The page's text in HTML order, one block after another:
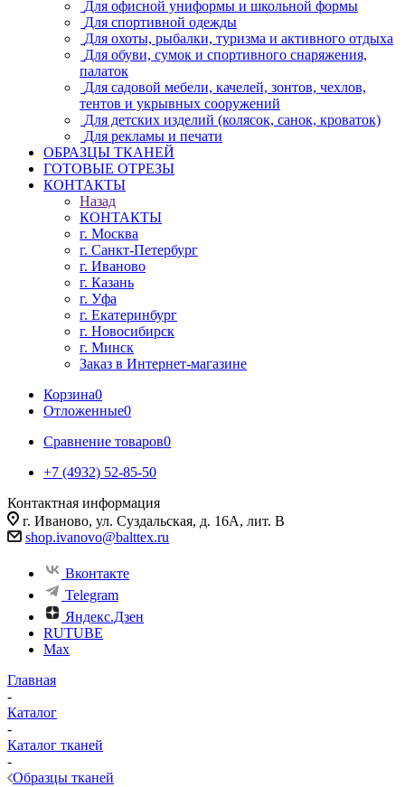
Для офисной униформы и школьной формы
Для спортивной одежды
Для охоты, рыбалки, туризма и активного отдыха
Для обуви, сумок и спортивного снаряжения,
палаток
Для садовой мебели, качелей, зонтов, чехлов,
тентов и укрывных сооружений
Для детских изделий (колясок, санок, кроваток)
Для рекламы и печати
ОБРАЗЦЫ ТКАНЕЙ
ГОТОВЫЕ ОТРЕЗЫ
КОНТАКТЫ
Назад
КОНТАКТЫ
г. Москва
г. Санкт-Петербург
г. Иваново
г. Казань
г. Уфа
г. Екатеринбург
г. Новосибирск
г. Минск
Заказ в Интернет-магазине
Корзина0
Отложенные0
Сравнение товаров0
+7 (4932) 52-85-50
Контактная информация
г. Иваново, ул. Суздальская, д. 16А, лит. В
shop.ivanovo@balttex.ru
Вконтакте
Telegram
Яндекс.Дзен
RUTUBE
Max
Главная
-
Каталог
-
Каталог тканей
-
Образцы тканей